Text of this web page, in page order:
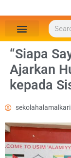
“Siapa
Ajarkan
kepada